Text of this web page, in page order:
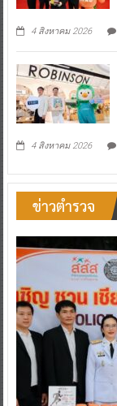
4 สิงหาคม 2026
4 สิงหาคม 2026
ข่าวตำรวจ